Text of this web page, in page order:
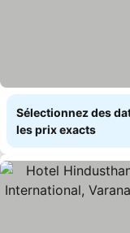
Sélectionnez des
les prix exacts